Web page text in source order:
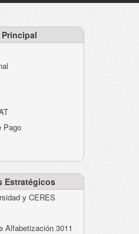
Pago
Estratégicos
y CERES
Alfabetización 3011